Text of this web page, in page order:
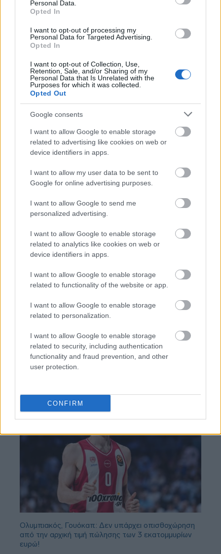
Personal Data.
Opted In
I want to opt-out of processing my
Personal Data for Targeted Advertising.
Opted In
I want to opt-out of Collection, Use,
Retention, Sale, and/or Sharing of my
Personal Data that Is Unrelated with the
Purposes for which it was collected.
Opted Out
Google consents
I want to allow Google to enable storage
related to advertising like cookies on web or
device identifiers in apps.
I want to allow my user data to be sent to
Google for online advertising purposes.
I want to allow Google to send me
personalized advertising.
I want to allow Google to enable storage
related to analytics like cookies on web or
device identifiers in apps.
I want to allow Google to enable storage
related to functionality of the website or app.
I want to allow Google to enable storage
related to personalization.
I want to allow Google to enable storage
related to security, including authentication
functionality and fraud prevention, and other
user protection.
CONFIRM
Διαβάζονται αυτή τη στιγμή
Ο Τραμπ αναδημοσίευσε συνέντευξη του
Εξοικονομώ - Επιχειρώ: Παράταση έως τις 30
Νοεμβρίου για περισσότερες από 400
Μετά την επιτυχία των καθαρών οικοπέδων, ας
τολμήσουμε τα «καθαρά χωράφια» και
TAGS: Ρέι Ντάλιο (Ray Dalio)
Δασμοί
Κίνα Εμπορικός Πόλεμος ΗΠΑ
Ολυμπιακός, Γουόκαπ: Δεν υπάρχει οπισθοχώρηση
από την αρχική τιμή πώλησης των 3 εκατομμυρίων
ευρώ!